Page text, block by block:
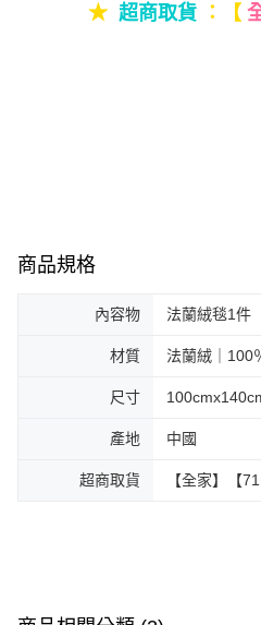
★ 超商取貨 ：【
商品規格
內容物 法蘭絨毯1件
材質 法蘭絨｜100
尺寸
產地 中國
超商取貨 【全家】【